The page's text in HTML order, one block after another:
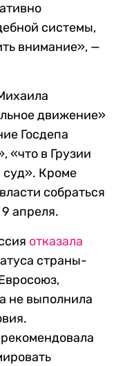
системы,
внимание», —
движение»
Госдепа
«что в Грузии
Кроме
собраться
апреля.
отказала
страны-
не выполнила